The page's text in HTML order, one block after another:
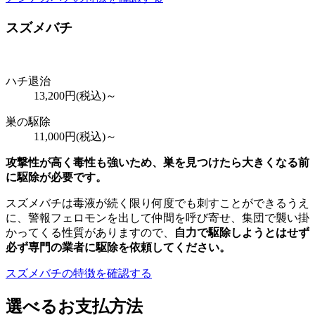
スズメバチ
ハチ退治
13,200円(税込)～
巣の駆除
11,000円(税込)～
攻撃性が高く毒性も強いため、巣を見つけたら大きくなる前
に駆除が必要です。
スズメバチは毒液が続く限り何度でも刺すことができるうえ
に、警報フェロモンを出して仲間を呼び寄せ、集団で襲い掛
かってくる性質がありますので、
自力で駆除しようとはせず
必ず専門の業者に駆除を依頼してください。
スズメバチの特徴を確認する
選べるお支払方法